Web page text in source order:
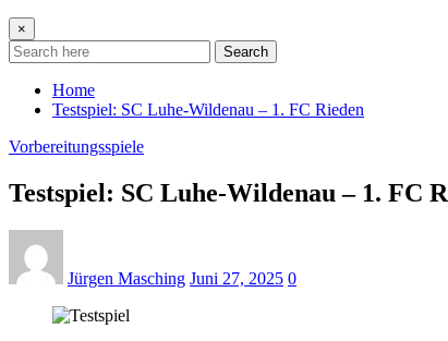
×
Search
Home
Testspiel: SC Luhe-Wildenau – 1. FC Rieden
Vorbereitungsspiele
Testspiel: SC Luhe-Wildenau – 1. FC
Jürgen Masching Juni 27, 2025 0